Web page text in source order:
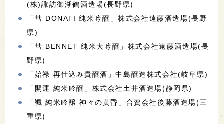
(株)諏訪御湖鶴酒造場(長野県)
「彗 DONATI 純米吟醸」株式会社遠藤酒造場(長野
県)
「彗 BENNET 純米大吟醸」株式会社遠藤酒造場(長
野県)
「始禄 再仕込み貴醸酒」中島醸造株式会社(岐阜県)
「開運 純米吟醸」株式会社土井酒造場(静岡県)
「颯 純米吟醸 神々の黄昏」合資会社後藤酒造場(三
重県)